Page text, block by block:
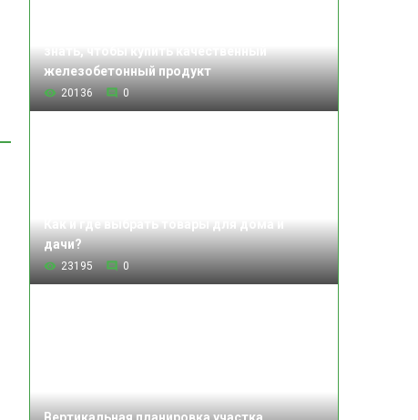
железобетонный продукт
20136 0
дачи?
23195 0